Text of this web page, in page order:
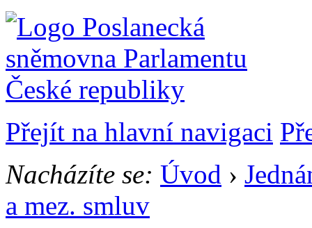
Přejít na hlavní navigaci
Nacházíte se: Úvod ›
a mez. smluv